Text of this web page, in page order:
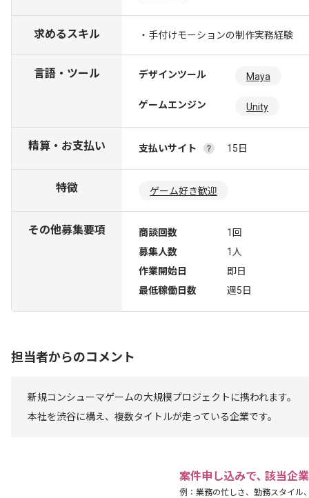
求めるスキル ・手付けモーションの制作実務経験
言語・ツール デザインツール Maya
ゲームエンジン Unity
精算・お支払い 支払いサイト 15日
特徴 ゲーム好き歓迎
その他募集要項 商談回数
1回
募集人数
1人
作業開始日
即日
最低稼働日数
週5日
担当者からのコメント
新規コンシューマゲームの大規模プロジェクトに携われます。
本社を渋谷に構え、複数タイトルが走っている企業です。
案件申し込みで､ 該当企
例：業務の忙しさ、勤務スタイル